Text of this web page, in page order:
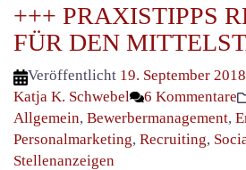
+++ PRAXISTIPPS
FÜR DEN
Veröffentlicht 19. September 2018
Katja K. Schwebel
6 Kommentare
Allgemein, Bewerbermanagement,
Personalmarketing, Recruiting,
Stellenanzeigen